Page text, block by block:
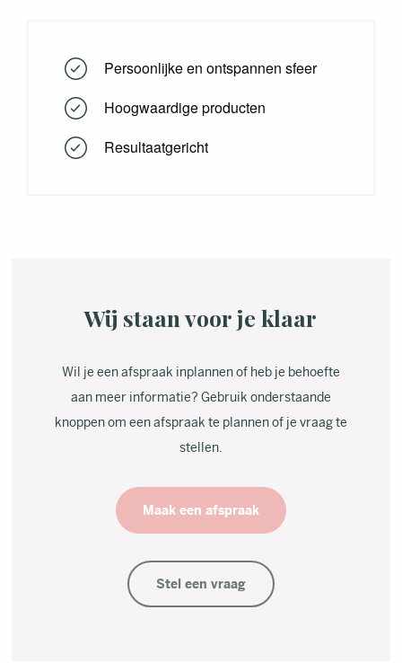
Persoonlijke en ontspannen sfeer
Hoogwaardige producten
Resultaatgericht
Wij staan voor je klaar
Wil je een afspraak inplannen of heb je behoefte
aan meer informatie? Gebruik onderstaande
knoppen om een afspraak te plannen of je vraag te
stellen.
Maak een afspraak
Stel een vraag